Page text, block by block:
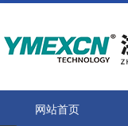
网站首页